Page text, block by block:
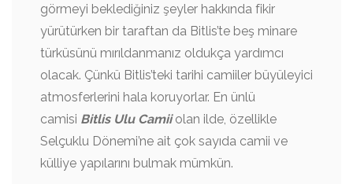
görmeyi beklediğiniz şeyler hakkında fikir
yürütürken bir taraftan da Bitlis’te beş minare
türküsünü mırıldanmanız oldukça yardımcı
olacak. Çünkü Bitlis’teki tarihi camiiler büyüleyici
atmosferlerini hala koruyorlar. En ünlü
camisi Bitlis Ulu Camiiolan ilde, özellikle
Selçuklu Dönemi’ne ait çok sayıda camii ve
külliye yapılarını bulmak mümkün.